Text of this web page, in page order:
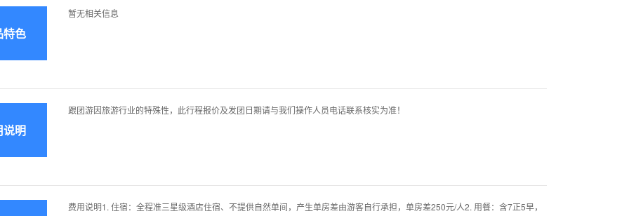
特色
暂无相关信息
说明
跟团游因旅游行业的特殊性，此行程报价及发团日期请与我们操作人员电话联系核实为准！
费用说明1. 住宿：全程准三星级酒店住宿、不提供自然单间，产生单房差由游客自行承担，单房差250元/人2. 用餐：含7正5早，